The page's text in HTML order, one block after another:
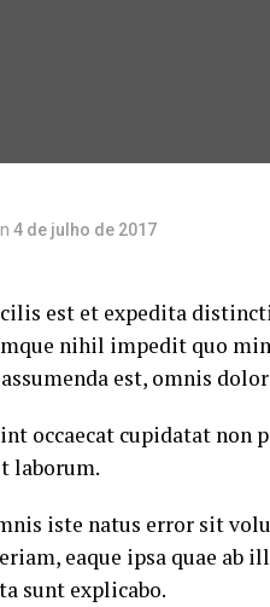
4 de julho de 2017
est et expedita
nihil impedit quo
est, omnis
occaecat cupidatat non
laborum.
iste natus error sit
eaque ipsa quae ab
sunt explicabo.